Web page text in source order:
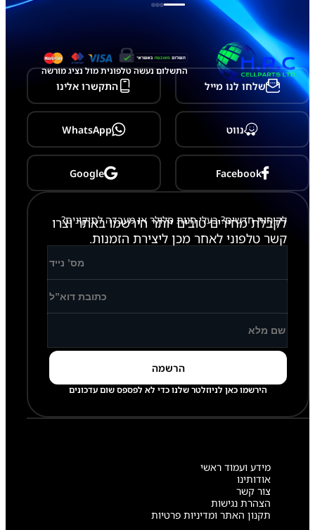
התשלום נעשה טלפונית מול נציג מורשה
שלחו לנו מייל התקשרו אלינו
נווט WhatsApp
Facebook
Google
לקוחות חדשים? בעלי חנות סלולר או מעבדה לתיקונים?
לקבלת מחירים טובים יותר הירשמו באתר וצרו
קשר טלפוני לאחר מכן ליצירת הזמנות.
הירשמו כאן לניוזלטר שלנו כדי לא לפספס שום עדכונים
מידע ועמוד ראשי
אודותינו
צור קשר
הצהרת נגישות
תקנון האתר ומדיניות פרטיות